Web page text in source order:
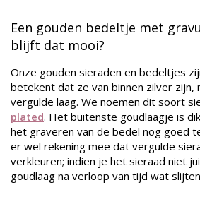
Een gouden bedeltje met
blijft dat mooi?
Onze gouden sieraden en bedeltjes
betekent dat ze van binnen zilver zijn,
vergulde laag. We noemen dit soort
plated. Het buitenste goudlaagje is
het graveren van de bedel nog goed
er wel rekening mee dat vergulde
verkleuren; indien je het sieraad niet
goudlaag na verloop van tijd wat